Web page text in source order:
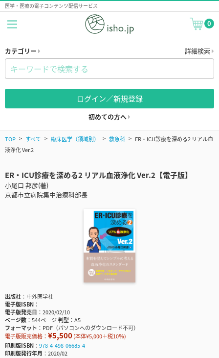
医学・医療の電子コンテンツ配信サービス
0
カテゴリー 詳細検索
ログイン／新規登録
初めての方へ
TOP すべて 臨床医学（領域別） 救急科
ER・ICU診療を深める2 リアル血
液浄化 Ver.2
ER・ICU診療を深める2 リアル血液浄化 Ver.2【電子版】
小尾口 邦彦(著)
京都市立病院集中治療科部長
出版社
中外医学社
電子版ISBN
電子版発売日
2020/02/10
ページ数
544ページ判型
A5
フォーマット
PDF（パソコンへのダウンロード不可）
電子版販売価格： ¥5,500(本体¥5,000＋税10％)
印刷版ISBN
978-4-498-06685-4
印刷版発行年月
2020/02